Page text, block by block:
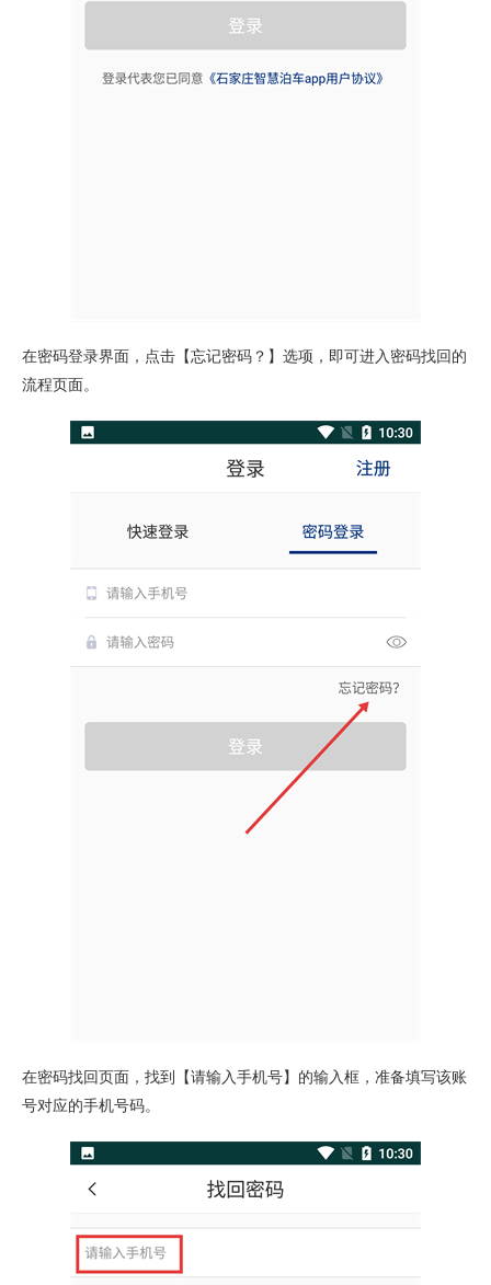
在密码登录界面，点击【忘记密码？】选项，即可进入密码找回的
流程页面。
在密码找回页面，找到【请输入手机号】的输入框，准备填写该账
号对应的手机号码。